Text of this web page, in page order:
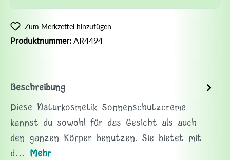
Zum Merkzettel hinzufügen
Produktnummer: AR4494
Beschreibung
Diese Naturkosmetik Sonnenschutzcreme
kannst du sowohl für das Gesicht als auch
den ganzen Körper benutzen. Sie bietet mit
d… Mehr